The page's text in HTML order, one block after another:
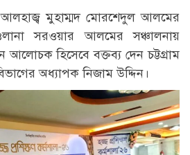
আলহাজ্ব মুহাম্মদ মোরশেদুল আলমের
সরওয়ার আলমের সঞ্চালনায়
আলোচক হিসেবে বক্তব্য দেন চট্টগ্রাম
অধ্যাপক নিজাম উদ্দিন।